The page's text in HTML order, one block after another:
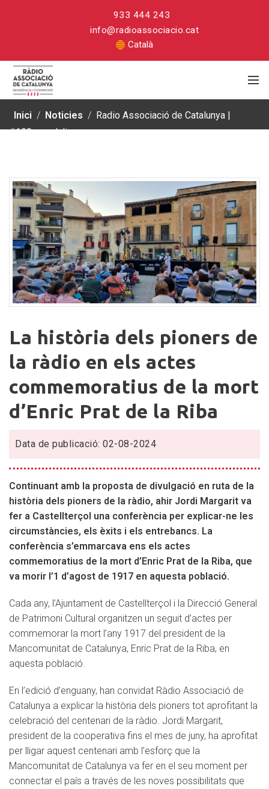
933 444 243
info@radioassociacio.cat
Català
Inici / Noticies / Radio Associació de Catalunya |
#100anysràdio
història
dels
pioners
de
la
ràdio
els
de
la
mort
d’Enric
Prat
de
la
Riba
La història dels pioners de
la ràdio en els actes
commemoratius de la mort
d’Enric Prat de la Riba
Data de publicació: 02-08-2024
Continuant amb la proposta de divulgació en ruta de la
història dels pioners de la ràdio, ahir Jordi Margarit va
fer a Castellterçol una conferència per explicar-ne les
circumstàncies, els èxits i els entrebancs. La
conferència s’emmarcava ens els actes
commemoratius de la mort d’Enric Prat de la Riba, que
va morir l’1 d’agost de 1917 en aquesta població.
Cada any, l’Ajuntament de Castellterçol i la Direcció General
de Patrimoni Cultural organitzen un seguit d’actes per
commemorar la mort l’any 1917 del president de la
Mancomunitat de Catalunya, Enric Prat de la Riba, en
aquesta població.
En l’edició d’enguany, han convidat Ràdio Associació de
Catalunya a explicar la història dels pioners tot aprofitant la
celebració del centenari de la ràdio. Jordi Margarit,
president de la cooperativa fins el mes de juny, ha aprofitat
per lligar aquest centenari amb l’esforç que la
Mancomunitat de Catalunya va fer en el seu moment per
connectar el país a través de les noves possibilitats que